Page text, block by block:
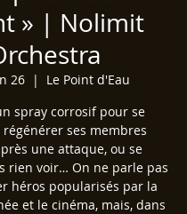
» | Nolimit
26
  |
Le Point d'Eau
spray corrosif pour se
ses membres
une attaque, ou se
rien voir… On ne parle pas
héros popularisés par la
et le cinéma, mais, dans